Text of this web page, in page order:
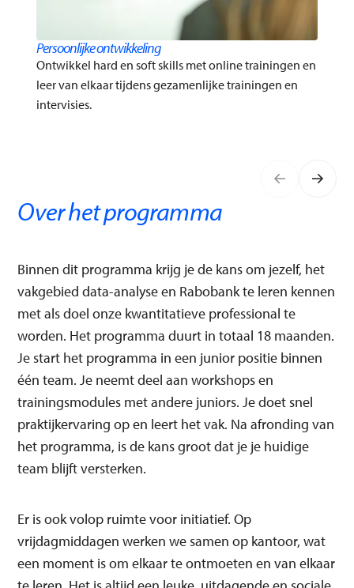
Persoonlijke ontwikkeling
Ontwikkel hard en soft skills met online trainingen en
leer van elkaar tijdens gezamenlijke trainingen en
intervisies.
Over het programma
Binnen dit programma krijg je de kans om jezelf, het
vakgebied data-analyse en Rabobank te leren kennen
met als doel onze kwantitatieve professional te
worden. Het programma duurt in totaal 18 maanden.
Je start het programma in een junior positie binnen
één team. Je neemt deel aan workshops en
trainingsmodules met andere juniors. Je doet snel
praktijkervaring op en leert het vak. Na afronding van
het programma, is de kans groot dat je je huidige
team blijft versterken.
Er is ook volop ruimte voor initiatief. Op
vrijdagmiddagen werken we samen op kantoor, wat
een moment is om elkaar te ontmoeten en van elkaar